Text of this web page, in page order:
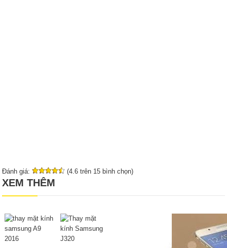
Đánh giá: (4.6 trên 15 bình chọn)
XEM THÊM